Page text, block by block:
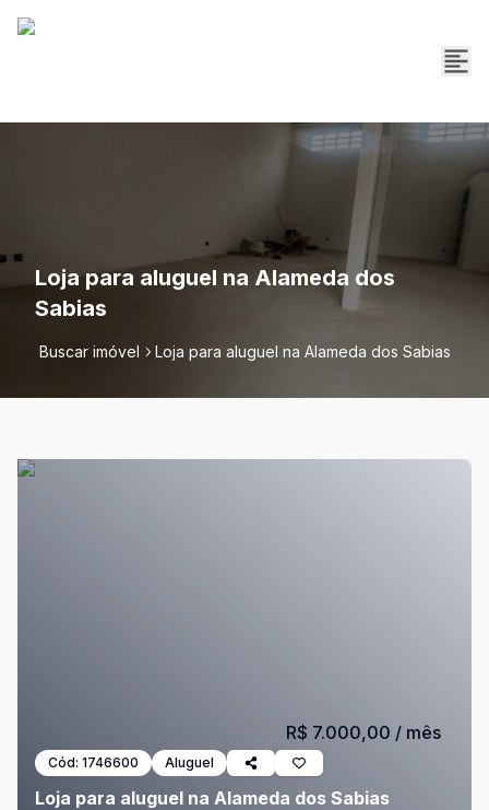
Loja para aluguel na Alameda dos
Sabias
Buscar imóvel Loja para aluguel na Alameda dos Sabias
Cód: 1746600 Aluguel
Loja para aluguel na Alameda dos Sabias
R$ 7.000,00 / mês